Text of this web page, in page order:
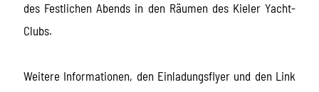
des Festlichen Abends in den Räumen des Kieler Yacht-
Clubs.
Weitere Informationen, den Einladungsflyer und den Link